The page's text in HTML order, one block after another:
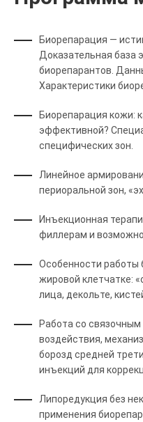
Биорепарация —
Доказательная база
биорепарантов.
Характеристики
Биорепарация кожи:
эффективной?
специфических зон.
Линейное
периоральной зон,
Инъекционная
филлерам и
Особенности работы
жировой клетчатке:
лица, декольте,
Работа со
воздействия,
борозд средней
инъекций для
Липоредукция без
применения